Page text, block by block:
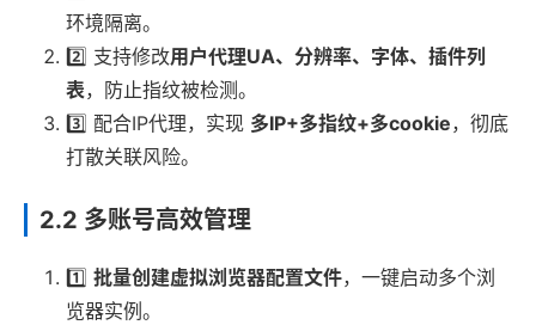
环境隔离。
2️⃣ 支持修改用户代理UA、分辨率、字体、插件列
表，防止指纹被检测。
3️⃣ 配合IP代理，实现 多IP+多指纹+多cookie，彻底
打散关联风险。
2.2 多账号高效管理
1️⃣ 批量创建虚拟浏览器配置文件，一键启动多个浏
览器实例。